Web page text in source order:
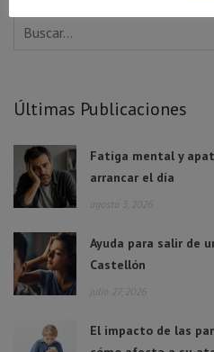
Últimas Publicaciones
Fatiga mental y
arrancar el día
agosto 3, 2026
Ayuda para salir de
Castellón
julio 27, 2026
El impacto de las